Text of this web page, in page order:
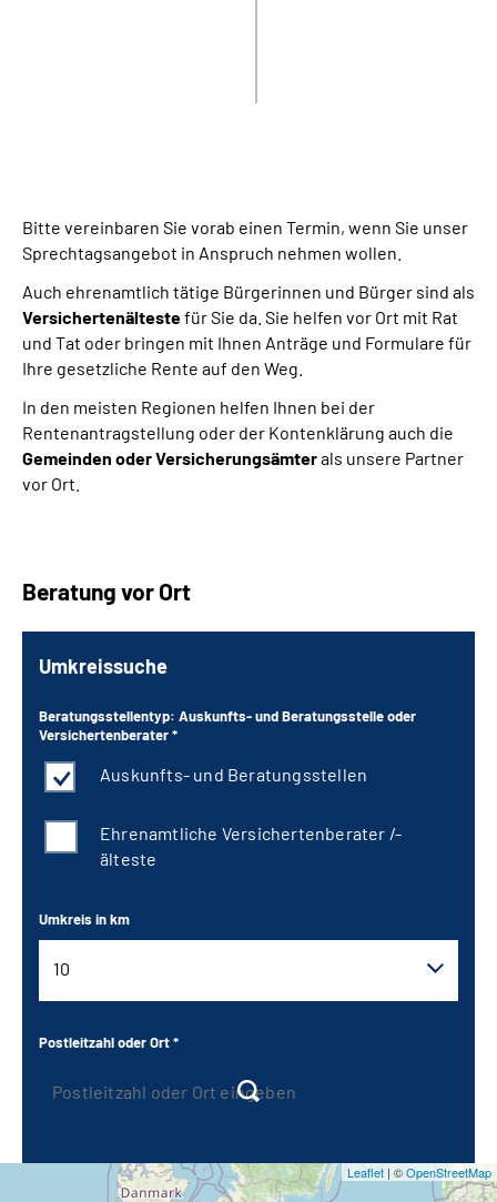
Bitte vereinbaren Sie vorab einen Termin, wenn Sie unser
Sprechtagsangebot in Anspruch nehmen wollen.
Auch ehrenamtlich tätige Bürgerinnen und Bürger sind als
Versichertenältestefür Sie da. Sie helfen vor Ort mit Rat
und Tat oder bringen mit Ihnen Anträge und Formulare für
Ihre gesetzliche Rente auf den Weg.
In den meisten Regionen helfen Ihnen bei der
Rentenantragstellung oder der Kontenklärung auch die
Gemeinden oder Versicherungsämterals unsere Partner
vor Ort.
Beratung vor Ort
Umkreissuche
Beratungsstellentyp: Auskunfts- und Beratungsstelle oder
Versichertenberater *
Auskunfts- und Beratungsstellen
Ehrenamtliche Versichertenberater /-
älteste
Umkreis in km
10
Postleitzahl oder Ort *
Leaflet | ©OpenStreetMap